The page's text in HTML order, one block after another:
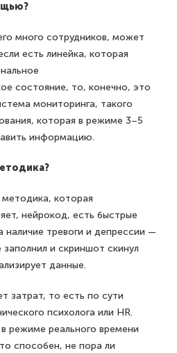
много сотрудников, может
есть линейка, которая
состояние, то, конечно, это
мониторинга, такого
которая в режиме 3–5
информацию.
которая
нейрокод, есть быстрые
наличие тревоги и депрессии —
и скриншот скинул
данные.
затрат, то есть по сути
психолога или HR.
режиме реального времени
способен, не пора ли